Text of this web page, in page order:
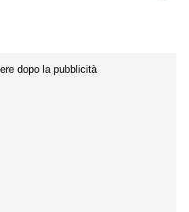
sui social